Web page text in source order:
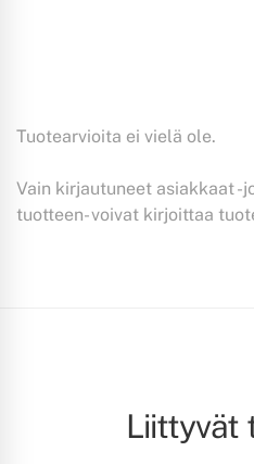
Tuotearvioita ei vielä ole.
Vain kirjautuneet asiakkaat -
tuotteen- voivat kirjoittaa
Liittyvät